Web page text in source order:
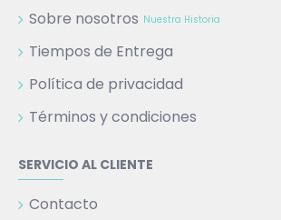
Sobre nosotros Nuestra Historia
Tiempos de Entrega
Política de privacidad
Términos y condiciones
SERVICIO AL CLIENTE
Contacto